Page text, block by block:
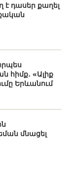
դասեր քաղել
հիմք․ «Ալիք
Երևանում
մնացել